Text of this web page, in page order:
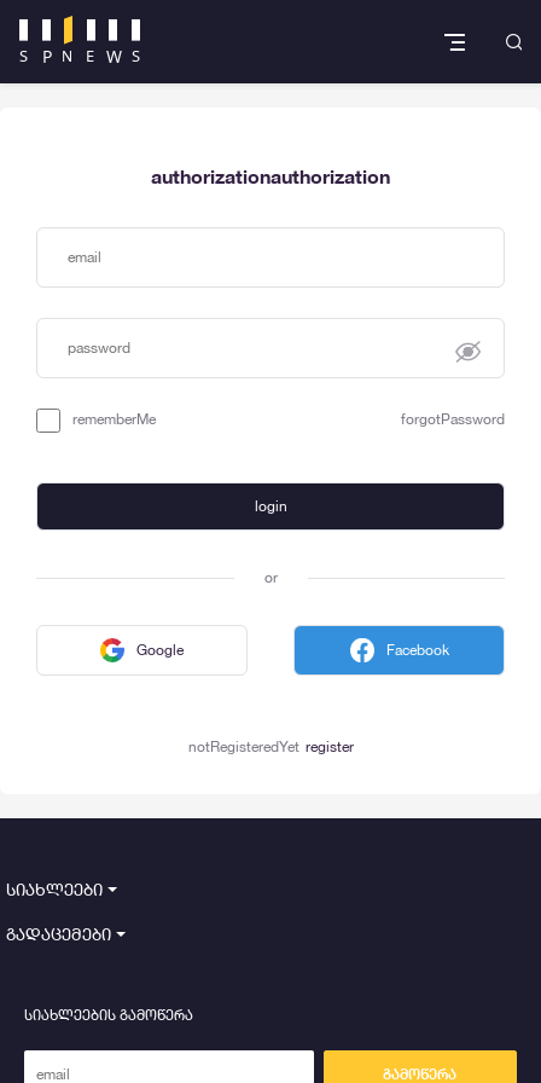
authorizationauthorization
rememberMe forgotPassword
login
or
Google Facebook
notRegisteredYet register
სიახლეები
გადაცემები
სიახლეების გამოწერა
გამოწერა